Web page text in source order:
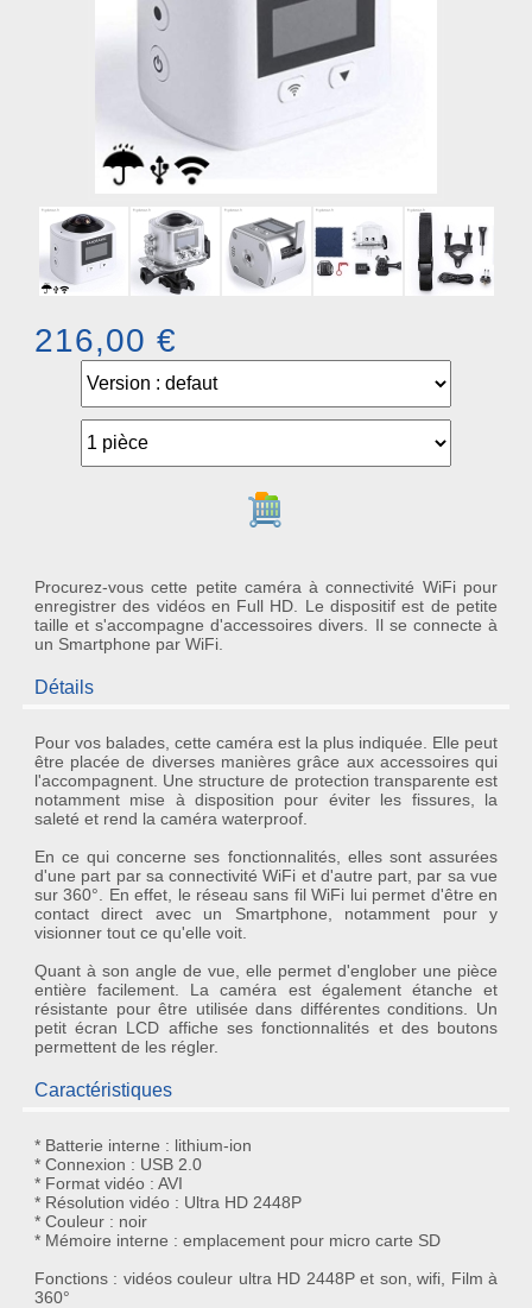
216,00 €
Ajouter au panier
Procurez-vous cette petite caméra à connectivité WiFi pour
enregistrer des vidéos en Full HD. Le dispositif est de petite
taille et s'accompagne d'accessoires divers. Il se connecte à
un Smartphone par WiFi.
Détails
Pour vos balades, cette caméra est la plus indiquée. Elle peut
être placée de diverses manières grâce aux accessoires qui
l'accompagnent. Une structure de protection transparente est
notamment mise à disposition pour éviter les fissures, la
saleté et rend la caméra waterproof.
En ce qui concerne ses fonctionnalités, elles sont assurées
d'une part par sa connectivité WiFi et d'autre part, par sa vue
sur 360°. En effet, le réseau sans fil WiFi lui permet d'être en
contact direct avec un Smartphone, notamment pour y
visionner tout ce qu'elle voit.
Quant à son angle de vue, elle permet d'englober une pièce
entière facilement. La caméra est également étanche et
résistante pour être utilisée dans différentes conditions. Un
petit écran LCD affiche ses fonctionnalités et des boutons
permettent de les régler.
Caractéristiques
* Batterie interne : lithium-ion
* Connexion : USB 2.0
* Format vidéo : AVI
* Résolution vidéo : Ultra HD 2448P
* Couleur : noir
* Mémoire interne : emplacement pour micro carte SD
Fonctions : vidéos couleur ultra HD 2448P et son, wifi, Film à
360°